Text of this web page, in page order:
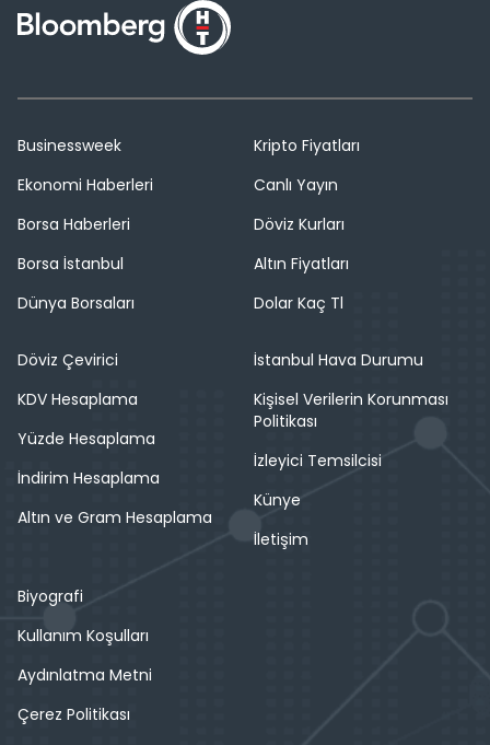
Businessweek
Ekonomi Haberleri
Borsa Haberleri
Borsa İstanbul
Dünya Borsaları
Kripto Fiyatları
Canlı Yayın
Döviz Kurları
Altın Fiyatları
Dolar Kaç Tl
Döviz Çevirici
KDV Hesaplama
Yüzde Hesaplama
İndirim Hesaplama
Altın ve Gram Hesaplama
İstanbul Hava Durumu
Kişisel Verilerin Korunması
Politikası
İzleyici Temsilcisi
Künye
İletişim
Biyografi
Kullanım Koşulları
Aydınlatma Metni
Çerez Politikası